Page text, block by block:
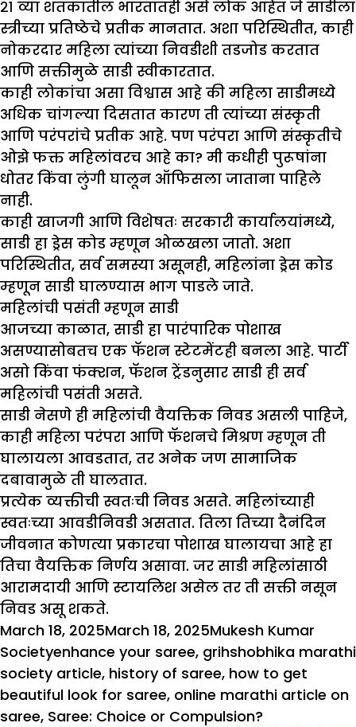
२१ व्या शतकातील भारतातही असे लोक आहेत जे साडीला
स्त्रीच्या प्रतिष्ठेचे प्रतीक मानतात. अशा परिस्थितीत, काही
नोकरदार महिला त्यांच्या निवडीशी तडजोड करतात
आणि सक्तीमुळे साडी स्वीकारतात.
काही लोकांचा असा विश्वास आहे की महिला साडीमध्ये
अधिक चांगल्या दिसतात कारण ती त्यांच्या संस्कृती
आणि परंपरांचे प्रतीक आहे. पण परंपरा आणि संस्कृतीचे
ओझे फक्त महिलांवरच आहे का? मी कधीही पुरूषांना
धोतर किंवा लुंगी घालून ऑफिसला जाताना पाहिले
नाही.
काही खाजगी आणि विशेषतः सरकारी कार्यालयांमध्ये,
साडी हा ड्रेस कोड म्हणून ओळखला जातो. अशा
परिस्थितीत, सर्व समस्या असूनही, महिलांना ड्रेस कोड
म्हणून साडी घालण्यास भाग पाडले जाते.
महिलांची पसंती म्हणून साडी
आजच्या काळात, साडी हा पारंपारिक पोशाख
असण्यासोबतच एक फॅशन स्टेटमेंटही बनला आहे. पार्टी
असो किंवा फंक्शन, फॅशन ट्रेंडनुसार साडी ही सर्व
महिलांची पसंती असते.
साडी नेसणे ही महिलांची वैयक्तिक निवड असली पाहिजे,
काही महिला परंपरा आणि फॅशनचे मिश्रण म्हणून ती
घालायला आवडतात, तर अनेक जण सामाजिक
दबावामुळे ती घालतात.
प्रत्येक व्यक्तीची स्वतःची निवड असते. महिलांच्याही
स्वतःच्या आवडीनिवडी असतात. तिला तिच्या दैनंदिन
जीवनात कोणत्या प्रकारचा पोशाख घालायचा आहे हा
तिचा वैयक्तिक निर्णय असावा. जर साडी महिलांसाठी
आरामदायी आणि स्टायलिश असेल तर ती सक्ती नसून
निवड असू शकते.
Posted
on
March 18, 2025March 18, 2025Author
Mukesh Kumar
SocietyTags
enhance your saree, grihshobhika marathi
society article, history of saree, how to get
beautiful look for saree, online marathi article on
saree, Saree: Choice or Compulsion?